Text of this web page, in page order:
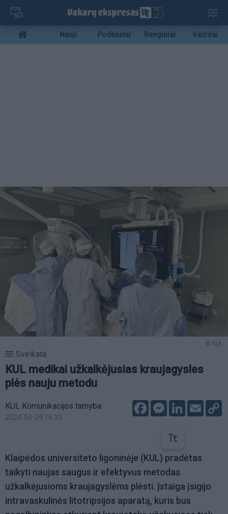
Pereiti
pagrindinį
turinį
Mobile
menu
Nauji Podkastai Renginiai Vaizdai
© KUL
Sveikata
KUL medikai užkalkėjusias kraujagysles
plės nauju metodu
KUL Komunikacijos tarnyba
2024-04-29 16:33
FacebookMessenger
LinkedIn
Email
Klaipėdos universiteto ligoninėje (KUL) pradėtas
taikyti naujas saugus ir efektyvus metodas
užkalkėjusioms kraujagyslėms plėsti. Įstaiga įsigijo
intravaskulinės litotripsijos aparatą, kuris bus